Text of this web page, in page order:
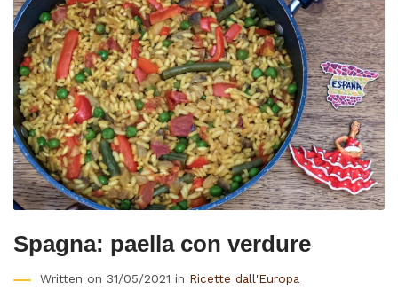
Spagna: paella con verdure
Written on 31/05/2021 in Ricette dall'Europa